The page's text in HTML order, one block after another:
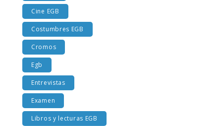
Cine EGB
Costumbres EGB
Cromos
Egb
Entrevistas
Examen
Libros y lecturas EGB